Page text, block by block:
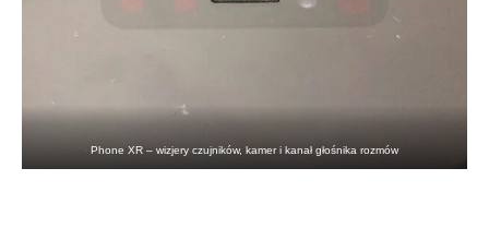
Phone XR – wizjery czujników, kamer i kanał głośnika rozmów